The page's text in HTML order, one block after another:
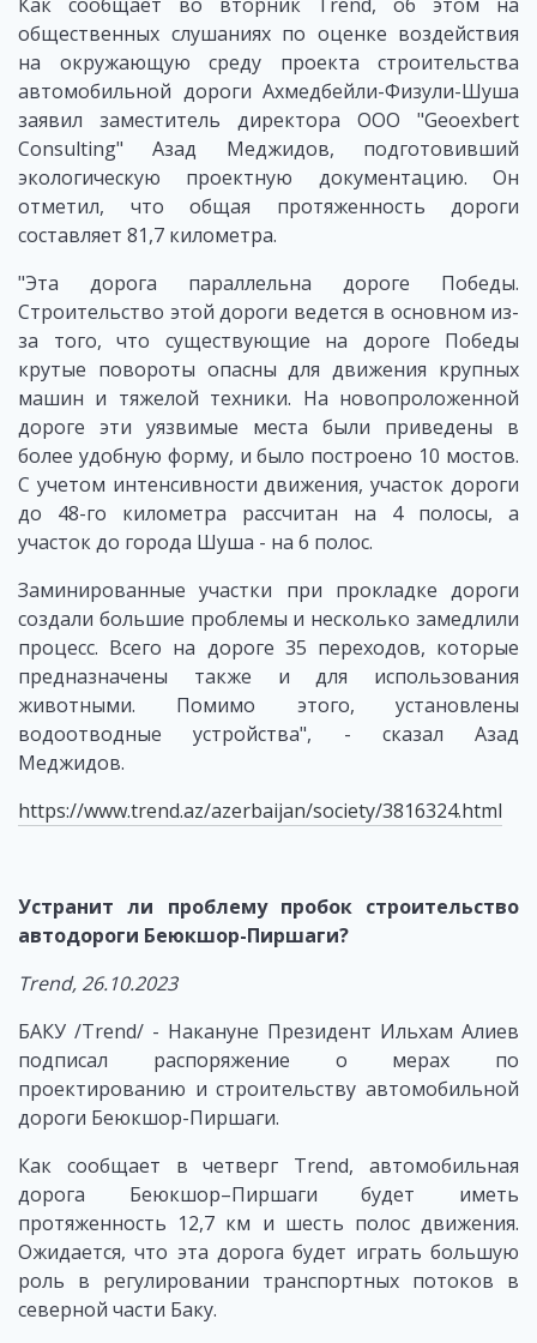
общественных слушаниях по оценке воздействия
на окружающую среду проекта строительства
автомобильной дороги Ахмедбейли-Физули-Шуша
заявил заместитель директора ООО "Geoexbert
Consulting" Азад Меджидов, подготовивший
экологическую проектную документацию. Он
отметил, что общая протяженность дороги
составляет 81,7 километра.
"Эта дорога параллельна дороге Победы.
Строительство этой дороги ведется в основном из-
за того, что существующие на дороге Победы
крутые повороты опасны для движения крупных
машин и тяжелой техники. На новопроложенной
дороге эти уязвимые места были приведены в
более удобную форму, и было построено 10 мостов.
С учетом интенсивности движения, участок дороги
до 48-го километра рассчитан на 4 полосы, а
участок до города Шуша - на 6 полос.
Заминированные участки при прокладке дороги
создали большие проблемы и несколько замедлили
процесс. Всего на дороге 35 переходов, которые
предназначены также и для использования
животными. Помимо этого, установлены
водоотводные устройства", - сказал Азад
Меджидов.
https://www.trend.az/azerbaijan/society/3816324.html
Устранит ли проблему пробок строительство
автодороги Беюкшор-Пиршаги?
Trend, 26.10.2023
БАКУ /Trend/ - Накануне Президент Ильхам Алиев
подписал распоряжение о мерах по
проектированию и строительству автомобильной
дороги Беюкшор-Пиршаги.
Как сообщает в четверг Trend, автомобильная
дорога Беюкшор–Пиршаги будет иметь
протяженность 12,7 км и шесть полос движения.
Ожидается, что эта дорога будет играть большую
роль в регулировании транспортных потоков в
северной части Баку.